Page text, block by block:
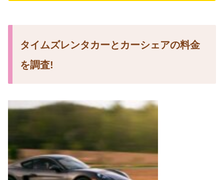
タイムズレンタカーとカーシェアの料金
を調査!